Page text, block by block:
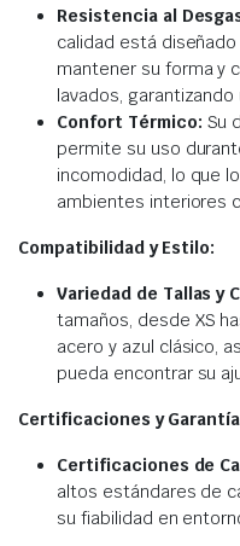
Resistencia al
calidad está
mantener su forma y
lavados, garantizando
Confort Térmico: Su
permite su uso
incomodidad, lo que
ambientes interiores
Compatibilidad y Estilo:
Variedad de Tallas y
tamaños, desde XS
acero y azul clásico,
pueda encontrar su
Certificaciones y
Certificaciones de
altos estándares de
su fiabilidad en